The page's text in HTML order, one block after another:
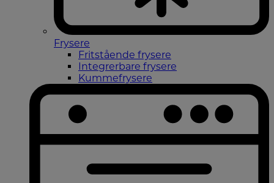
Frysere
Fritstående frysere
Integrerbare frysere
Kummefrysere